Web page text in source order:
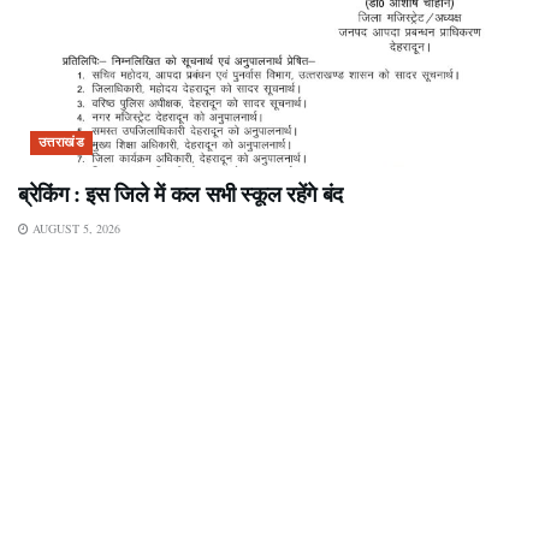
उत्तराखंड
ब्रेकिंग : इस जिले में कल सभी स्कूल रहेंगे बंद
AUGUST 5, 2026